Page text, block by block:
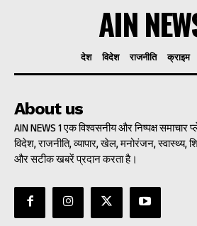
AIN
देश विदेश राजनीति क्राइम
About us
AIN NEWS 1 एक विश्वसनीय और निष्पक्ष
विदेश, राजनीति, व्यापार, खेल, मनोरंजन, स्वास्थ्य,
और सटीक खबरें प्रदान करता है।